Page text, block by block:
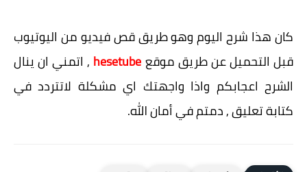
كان هذا شرح اليوم وهو طريق قص فيديو من اليوتيوب
قبل التحميل عن طريق موقعhesetube , اتمني ان ينال
الشرح اعجابكم واذا واجهتك اي مشكلة لاتتردد في
كتابة تعليق , دمتم في أمان الله.